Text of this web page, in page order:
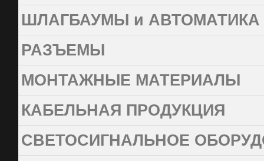
ШЛАГБАУМЫ и АВТОМАТИКА
РАЗЪЕМЫ
МОНТАЖНЫЕ МАТЕРИАЛЫ
КАБЕЛЬНАЯ ПРОДУКЦИЯ
СВЕТОСИГНАЛЬНОЕ